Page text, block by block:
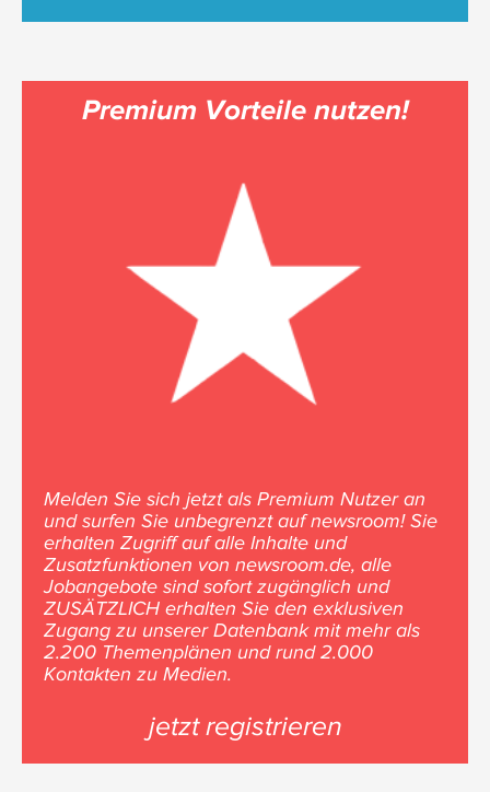
Premium Vorteile nutzen!
Melden Sie sich jetzt als Premium Nutzer an
und surfen Sie unbegrenzt auf newsroom! Sie
erhalten Zugriff auf alle Inhalte und
Zusatzfunktionen von newsroom.de, alle
Jobangebote sind sofort zugänglich und
ZUSÄTZLICH erhalten Sie den exklusiven
Zugang zu unserer Datenbank mit mehr als
2.200 Themenplänen und rund 2.000
Kontakten zu Medien.
jetzt registrieren